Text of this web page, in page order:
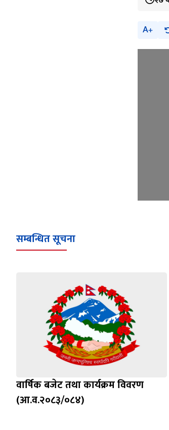
A
सम्बन्धित सूचना
वार्षिक बजेट तथा कार्यक्रम विवरण
(आ.व.२०८३/०८४)